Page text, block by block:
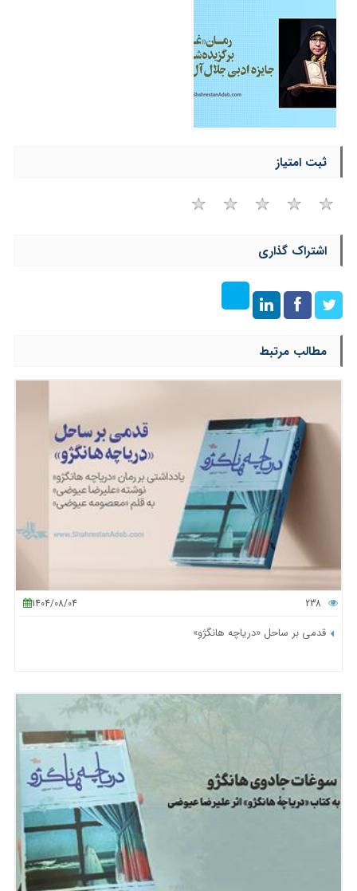
ثبت امتیاز
اشتراک گذاری
مطالب مرتبط
1404/08/04
قدمی بر ساحل «دریاچه هانگژو»